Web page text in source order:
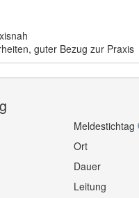
guter Bezug zur Praxis
Meldestichtag
Ort
Dauer
Leitung